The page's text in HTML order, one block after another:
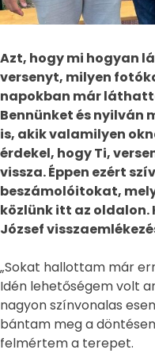
Azt, hogy mi hogyan
versenyt, milyen
napokban már
Bennünket és nyilván
is, akik valamilyen
érdekel, hogy Ti,
vissza. Éppen ezért
beszámolóitokat,
közlünk itt az oldalon.
József
„Sokat hallottam már
Idén lehetőségem volt
nagyon színvonalas
bántam meg a
felmértem a terepet.